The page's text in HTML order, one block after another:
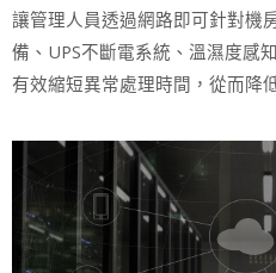
讓管理人員透過網路即可針對機
備、UPS不斷電系統、溫濕度感
有效縮短異常處理時間，從而降